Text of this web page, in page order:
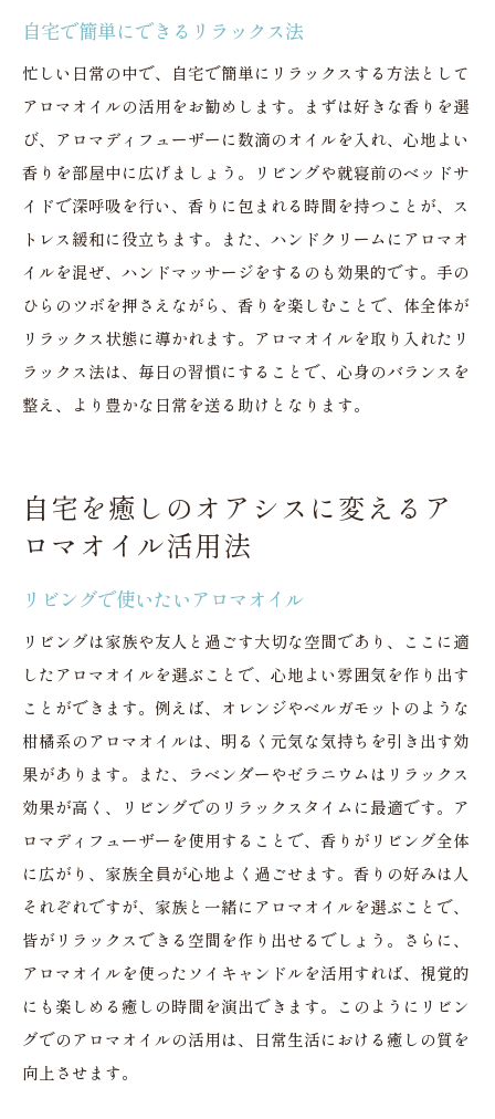
自宅で簡単にできるリラックス法
忙しい日常の中で、自宅で簡単にリラックスする方法として
アロマオイルの活用をお勧めします。まずは好きな香りを選
び、アロマディフューザーに数滴のオイルを入れ、心地よい
香りを部屋中に広げましょう。リビングや就寝前のベッドサ
イドで深呼吸を行い、香りに包まれる時間を持つことが、ス
トレス緩和に役立ちます。また、ハンドクリームにアロマオ
イルを混ぜ、ハンドマッサージをするのも効果的です。手の
ひらのツボを押さえながら、香りを楽しむことで、体全体が
リラックス状態に導かれます。アロマオイルを取り入れたリ
ラックス法は、毎日の習慣にすることで、心身のバランスを
整え、より豊かな日常を送る助けとなります。
自宅を癒しのオアシスに変えるア
ロマオイル活用法
リビングで使いたいアロマオイル
リビングは家族や友人と過ごす大切な空間であり、ここに適
したアロマオイルを選ぶことで、心地よい雰囲気を作り出す
ことができます。例えば、オレンジやベルガモットのような
柑橘系のアロマオイルは、明るく元気な気持ちを引き出す効
果があります。また、ラベンダーやゼラニウムはリラックス
効果が高く、リビングでのリラックスタイムに最適です。ア
ロマディフューザーを使用することで、香りがリビング全体
に広がり、家族全員が心地よく過ごせます。香りの好みは人
それぞれですが、家族と一緒にアロマオイルを選ぶことで、
皆がリラックスできる空間を作り出せるでしょう。さらに、
アロマオイルを使ったソイキャンドルを活用すれば、視覚的
にも楽しめる癒しの時間を演出できます。このようにリビン
グでのアロマオイルの活用は、日常生活における癒しの質を
向上させます。